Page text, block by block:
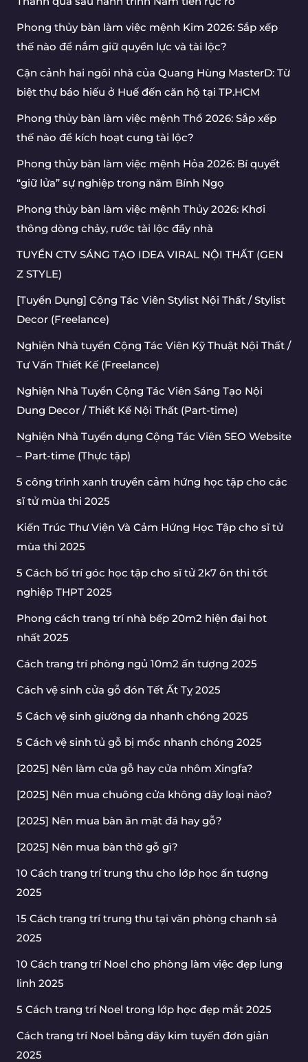
Phong thủy bàn làm việc mệnh Kim 2026: Sắp xếp
thế nào để nắm giữ quyền lực và tài lộc?
Cận cảnh hai ngôi nhà của Quang Hùng MasterD: Từ
biệt thự báo hiếu ở Huế đến căn hộ tại TP.HCM
Phong thủy bàn làm việc mệnh Thổ 2026: Sắp xếp
thế nào để kích hoạt cung tài lộc?
Phong thủy bàn làm việc mệnh Hỏa 2026: Bí quyết
“giữ lửa” sự nghiệp trong năm Bính Ngọ
Phong thủy bàn làm việc mệnh Thủy 2026: Khơi
thông dòng chảy, rước tài lộc đầy nhà
TUYỂN CTV SÁNG TẠO IDEA VIRAL NỘI THẤT (GEN
Z STYLE)
[Tuyển Dụng] Cộng Tác Viên Stylist Nội Thất / Stylist
Decor (Freelance)
Nghiện Nhà tuyển Cộng Tác Viên Kỹ Thuật Nội Thất /
Tư Vấn Thiết Kế (Freelance)
Nghiện Nhà Tuyển Cộng Tác Viên Sáng Tạo Nội
Dung Decor / Thiết Kế Nội Thất (Part-time)
Nghiện Nhà Tuyển dụng Cộng Tác Viên SEO Website
– Part-time (Thực tập)
5 công trình xanh truyền cảm hứng học tập cho các
sĩ tử mùa thi 2025
Kiến Trúc Thư Viện Và Cảm Hứng Học Tập cho sĩ tử
mùa thi 2025
5 Cách bố trí góc học tập cho sĩ tử 2k7 ôn thi tốt
nghiệp THPT 2025
Phong cách trang trí nhà bếp 20m2 hiện đại hot
nhất 2025
Cách trang trí phòng ngủ 10m2 ấn tượng 2025
Cách vệ sinh cửa gỗ đón Tết Ất Tỵ 2025
5 Cách vệ sinh giường da nhanh chóng 2025
5 Cách vệ sinh tủ gỗ bị mốc nhanh chóng 2025
[2025] Nên làm cửa gỗ hay cửa nhôm Xingfa?
[2025] Nên mua chuông cửa không dây loại nào?
[2025] Nên mua bàn ăn mặt đá hay gỗ?
[2025] Nên mua bàn thờ gỗ gì?
10 Cách trang trí trung thu cho lớp học ấn tượng
2025
15 Cách trang trí trung thu tại văn phòng chanh sả
2025
10 Cách trang trí Noel cho phòng làm việc đẹp lung
linh 2025
5 Cách trang trí Noel trong lớp học đẹp mắt 2025
Cách trang trí Noel bằng dây kim tuyến đơn giản
2025